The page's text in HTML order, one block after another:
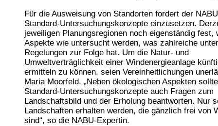
Für die Ausweisung von Standorten fordert der
Standard-Untersuchungskonzepte einzusetzen.
jeweiligen Planungsregionen noch eigenständig fest,
Aspekte wie untersucht werden, was zahlreiche
Regelungen zur Folge hat. Um die Natur- und
Umweltverträglichkeit einer Windenergieanlage
ermitteln zu können, seien Vereinheitlichungen
Maria Moorfeld. „Neben ökologischen Aspekten
Standard-Untersuchungskonzepte auch Fragen zum
Landschaftsbild und der Erholung beantworten. Nur
Landschaften erhalten werden, die gänzlich frei von
sind“, so die NABU-Expertin.